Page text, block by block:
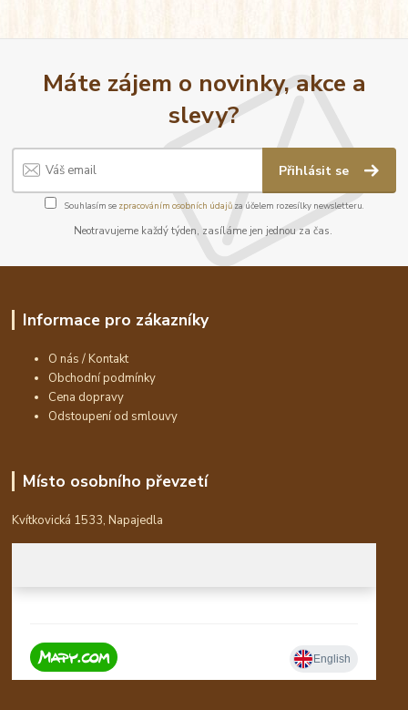
Máte zájem o novinky, akce a
slevy?
Přihlásit se
Souhlasím se zpracováním osobních údajůza účelem rozesílky newsletteru.
Neotravujeme každý týden, zasíláme jen jednou za čas.
Informace pro zákazníky
O nás / Kontakt
Obchodní podmínky
Cena dopravy
Odstoupení od smlouvy
Místo osobního převzetí
Kvítkovická 1533, Napajedla